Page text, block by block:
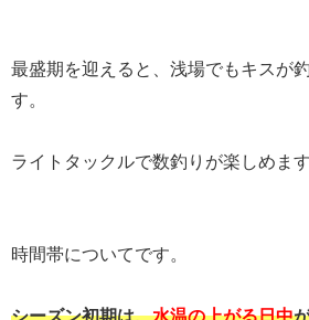
最盛期を迎えると、浅場でもキスが
す。
ライトタックルで数釣りが楽しめます
時間帯についてです。
シーズン初期は、水温の上がる日中